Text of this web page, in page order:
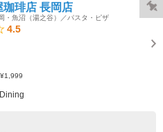
珈琲店 長岡店
・魚沼（湯之谷）／パスタ・ピザ
4.5